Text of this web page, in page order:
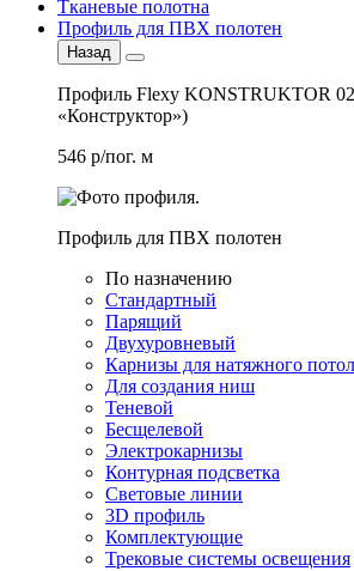
Тканевые полотна
Профиль для ПВХ полотен
Назад
Профиль Flexy KONSTRUKTOR
«Конструктор»)
546 р/пог. м
Профиль для ПВХ полотен
По назначению
Стандартный
Парящий
Двухуровневый
Карнизы для натяжного
Для создания ниш
Теневой
Бесщелевой
Электрокарнизы
Контурная подсветка
Световые линии
3D профиль
Комплектующие
Трековые системы освещения